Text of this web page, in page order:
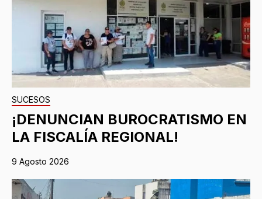
SUCESOS
¡DENUNCIAN BUROCRATISMO EN
LA FISCALÍA REGIONAL!
9 Agosto 2026